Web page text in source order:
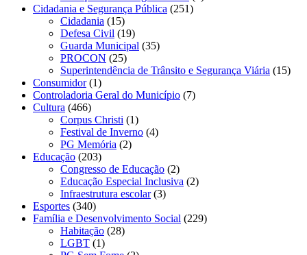
Cidadania e Segurança Pública (251)
Cidadania (15)
Defesa Civil (19)
Guarda Municipal (35)
PROCON (25)
Superintendência de Trânsito e Segurança Viária (15)
Consumidor(1)
Controladoria Geral do Município (7)
Cultura (466)
Corpus Christi (1)
Festival de Inverno (4)
PG Memória (2)
Educação (203)
Congresso de Educação (2)
Educação Especial Inclusiva (2)
Infraestrutura escolar(3)
Esportes (340)
Família e Desenvolvimento Social (229)
Habitação (28)
LGBT (1)